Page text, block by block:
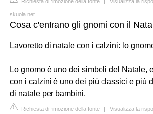
Richiesta di rimozione della fonte | Visualizza la
skuola.net
Cosa c'entrano gli gnomi con il
Lavoretto di natale con i calzini: lo
Lo gnomo è uno dei simboli del Natale,
con i calzini è uno dei più classici e più
di natale per bambini.
Richiesta di rimozione della fonte | Visualizza la